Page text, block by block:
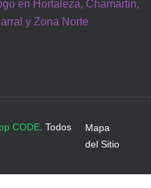
en Hortaleza, Chamartin,
y Zona Norte
CODE . Todos
Mapa
del Sitio